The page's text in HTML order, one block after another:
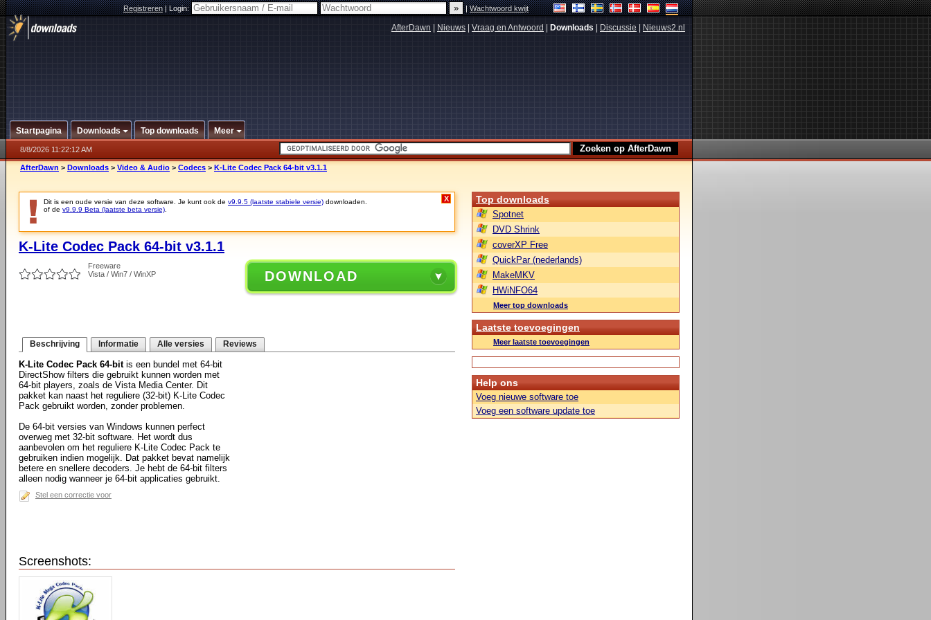
Registreren|Login: |Wachtwoord kwijt
AfterDawn Nieuws Vraag en Antwoord Downloads Discussie Nieuws2.nl
Startpagina Downloads Top downloads Meer
8/8/2026 11:22:12 AM
AfterDawn > Downloads > Video & Audio > Codecs > K-Lite Codec Pack 64-bit v3.1.1
Dit is een oude versie van deze software. Je kunt ook de v9.9.5 (laatste stabiele versie) downloaden.
of de v9.9.9 Beta (laatste beta versie)
X
K-Lite Codec Pack 64-bit v3.1.1
Freeware
Vista / Win7 / WinXP
DOWNLOAD
Beschrijving Informatie Alle versies Reviews
K-Lite Codec Pack 64-bitis een bundel met 64-bit
DirectShow filters die gebruikt kunnen worden met
64-bit players, zoals de Vista Media Center. Dit
pakket kan naast het reguliere (32-bit) K-Lite Codec
Pack gebruikt worden, zonder problemen.
De 64-bit versies van Windows kunnen perfect
overweg met 32-bit software. Het wordt dus
aanbevolen om het reguliere K-Lite Codec Pack te
gebruiken indien mogelijk. Dat pakket bevat namelijk
betere en snellere decoders. Je hebt de 64-bit filters
alleen nodig wanneer je 64-bit applicaties gebruikt.
Stel een correctie voor
Screenshots:
Top downloads
Spotnet
DVD Shrink
coverXP Free
QuickPar (nederlands)
MakeMKV
HWiNFO64
Meer top downloads
Laatste toevoegingen
Meer laatste toevoegingen
Help ons
Voeg nieuwe software toe
Voeg een software update toe